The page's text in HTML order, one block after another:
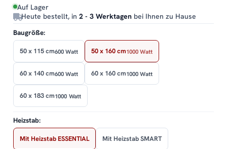
Auf Lager
Heute bestellt, in 2 - 3 Werktagen bei Ihnen zu Hause
Baugröße:
50 x 115 cm600 Watt 50 x 160 cm1000 Watt
60 x 140 cm600 Watt 60 x 160 cm1000 Watt
60 x 183 cm1000 Watt
Heizstab:
Mit Heizstab ESSENTIAL Mit Heizstab SMART